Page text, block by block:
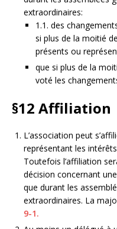
extraordinaires:
1.1. des
si plus de la moitié
présents ou
que si plus de la
voté les
§12 Affiliation
L’association peut
représentant les
Toutefois l’affiliation
décision concernant
que durant les
extraordinaires. La
9-1.